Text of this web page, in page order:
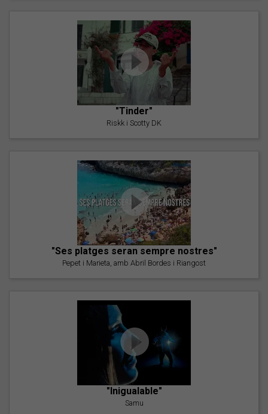
"Tinder"
Riskk i Scotty DK
"Ses platges seran sempre nostres"
Pepet i Marieta, amb Abril Bordes i Riangost
"Inigualable"
Samu